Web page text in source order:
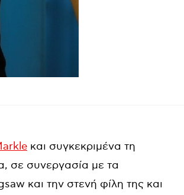
και συγκεκριμένα τη
σε συνεργασία με τα
και την στενή φίλη της και